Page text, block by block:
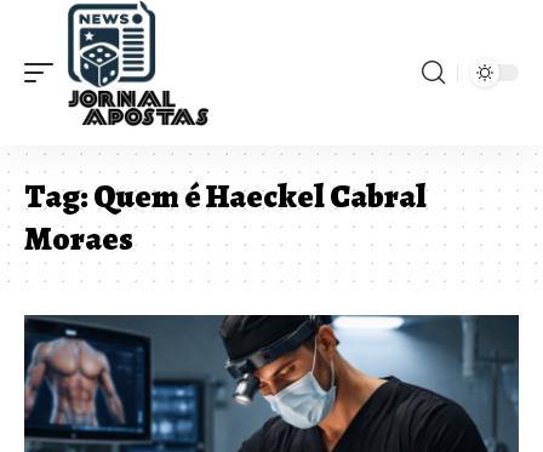
Tag:Quem é Haeckel Cabral
Moraes